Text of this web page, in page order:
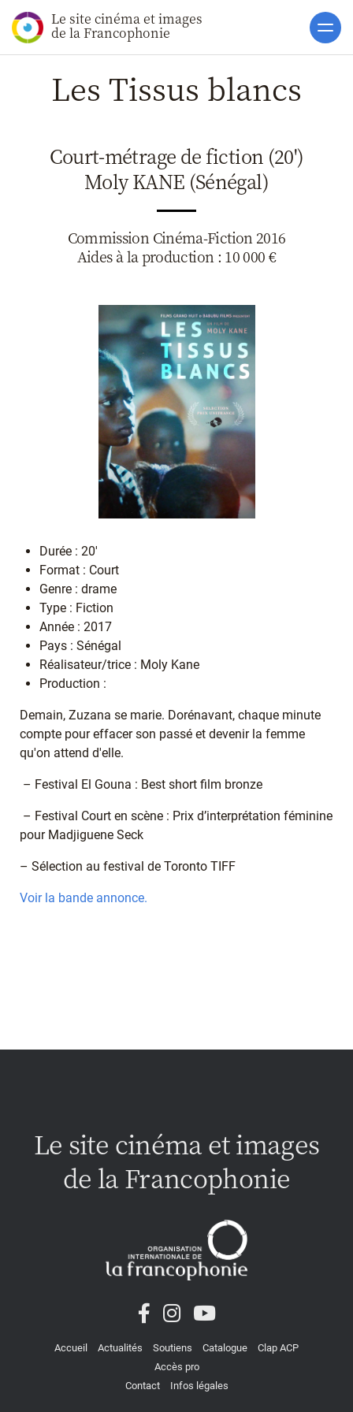
Le site cinéma et images
de la Francophonie Accueil
Actualités
Soutiens
Catalogue
Clap ACP
Boites à
Accès pro
Les Tissus blancs
Court-métrage de fiction (20')
Moly KANE (Sénégal)
Commission Cinéma-Fiction 2016
Aides à la production : 10 000 €
Durée : 20'
Format : Court
Genre : drame
Type : Fiction
Année : 2017
Pays : Sénégal
Réalisateur/trice : Moly Kane
Production :
Demain, Zuzana se marie. Dorénavant, chaque minute
compte pour effacer son passé et devenir la femme
qu'on attend d'elle.
– Festival El Gouna : Best short film bronze
– Festival Court en scène : Prix d’interprétation féminine
pour Madjiguene Seck
– Sélection au festival de Toronto TIFF
Voir la bande annonce.
Le site cinéma et images
de la Francophonie
Accueil Actualités Soutiens Catalogue
Clap ACP
Accès pro
Contact
Infos légales